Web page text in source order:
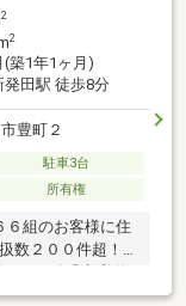
2
2
(築1年1ヶ月)
発田駅 徒歩8分
豊町２
駐車3台
所有権
組のお客様に住
数２００件超！◎
終わりにしない、